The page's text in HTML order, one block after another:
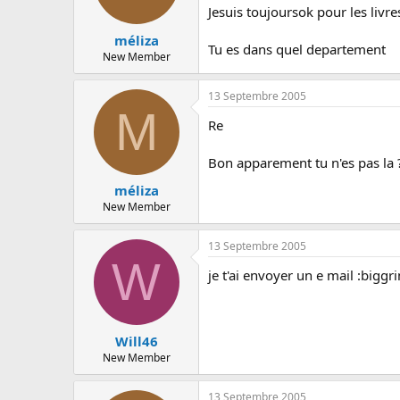
méliza
New Member
Jesuis toujoursok pour les
Tu es dans quel departement
M
méliza
New Member
13 Septembre 2005
Re
Bon apparement tu n'es pas la
W
Will46
New Member
13 Septembre 2005
je t'ai envoyer un e mail
13 Septembre 2005